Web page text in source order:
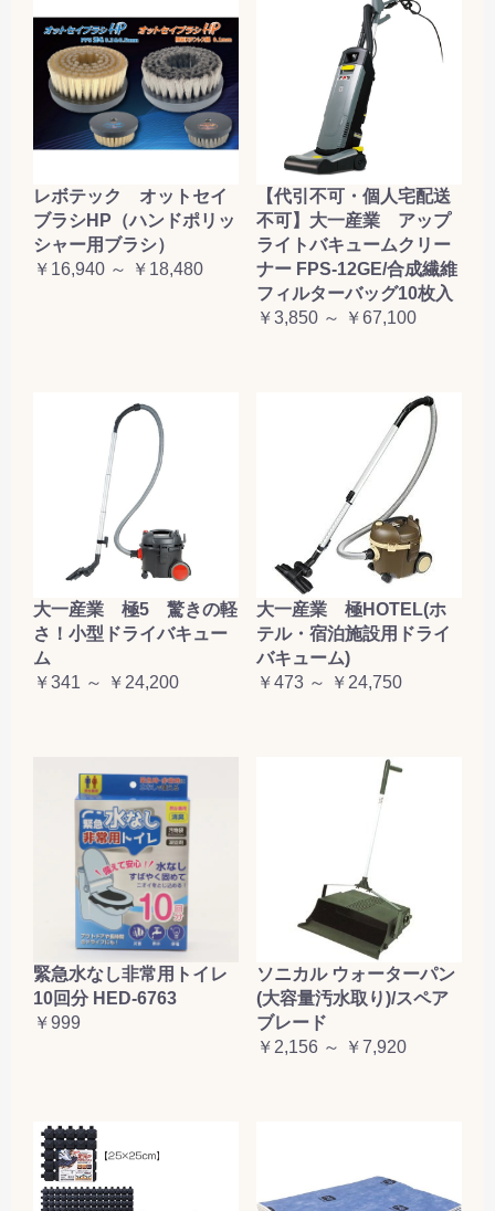
レボテック オットセイ
ブラシHP（ハンドポリッ
シャー用ブラシ）
￥16,940 ～ ￥18,480
【代引不可・個人宅配送
不可】大一産業 アップ
ライトバキュームクリー
ナー FPS-12GE/合成繊維
フィルターバッグ10枚入
￥3,850 ～ ￥67,100
大一産業 極5 驚きの軽
さ！小型ドライバキュー
ム
￥341 ～ ￥24,200
大一産業 極HOTEL(ホ
テル・宿泊施設用ドライ
バキューム)
￥473 ～ ￥24,750
緊急水なし非常用トイレ
10回分 HED-6763
￥999
ソニカル ウォーターパン
(大容量汚水取り)/スペア
ブレード
￥2,156 ～ ￥7,920